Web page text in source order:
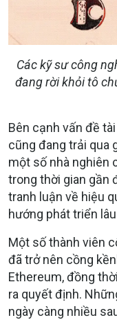
Các kỹ sư công
đang rời khỏi tô
Bên cạnh vấn đề
cũng đang trải qua
một số nhà nghiên
trong thời gian gần
tranh luận về hiệu
hướng phát triển
Một số thành viên
đã trở nên cồng
Ethereum, đồng
ra quyết định.
ngày càng nhiều